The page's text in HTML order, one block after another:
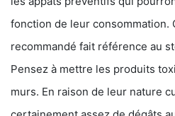
fonction de leur consommation.
recommandé fait référence au
Pensez à mettre les produits
murs. En raison de leur nature